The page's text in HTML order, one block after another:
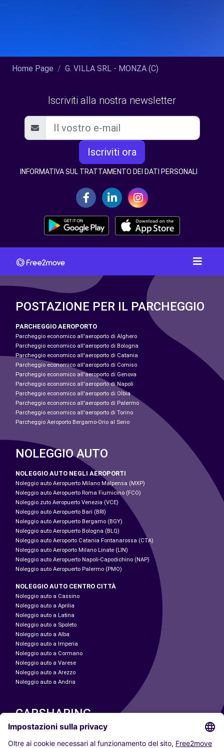
Home Page G. VILLA SRL - MONZA (C)
Iscriviti alla nostra newsletter
Iscriviti ora
INFORMATIVA SUL TRATTAMENTO DEI DATI PERSONALI
POSTAZIONE PER IL PARCHEGGIO
PARCHEGGIO AEROPORTO
Parcheggio economico all'aeroporto di Alghero
Parcheggio economico all'aeroporto di Bologna
Parcheggio economico all'aeroporto di Catania
Parcheggio economico all'aeroporto di Comiso
Parcheggio economico all'aeroporto di Genova
Parcheggio economico all'aeroporto di Napoli
Parcheggio economico all'aeroporto di Olbia
Parcheggio economico all'aeroporto di Palermo
Parcheggio economico all'aeroporto di Torino
Parcheggio Aeroporto Bergamo-Orio al Serio
NOLEGGIO AUTO
NOLEGGIO AUTO NEGLI AEROPORTI
Noleggio auto Aeropuerto Milano Malpensa (MXP)
Noleggio auto Aeropuerto Roma Fiumicino (FCO)
Noleggio zuto Aeropuerto Venezia (VCE)
Noleggio auto Aeropuerto Bari (BRI)
Noleggio auto Aeropuerto Bergamo (BGY)
Noleggio auto Aeropuerto Bologna (BLQ)
Noleggio auto Aeroporto Catania Fontanarossa (CTA)
Noleggio auto Aeroporto Milano Linate (LIN)
Noleggio auto Aeropuerto Napoli-Capodichino (NAP)
Noleggio auto Aeropuerto Palermo (PMO)
NOLEGGIO AUTO CENTRO CITTÀ
Noleggio auto a Cassino
Noleggio auto a Aprilia
Noleggio auto a Latina
Noleggio auto a Spoleto
Noleggio auto a Alba
Noleggio auto a Imperia
Noleggio auto a Cormano
Noleggio auto a Varese
Noleggio auto a Arezzo
Noleggio auto a Andria
CARSHARING
LE NOSTRE CITTÀ
Paris